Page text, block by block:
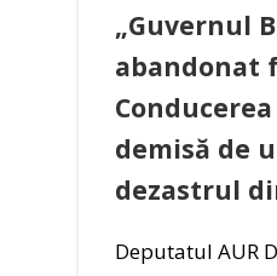
„Guvernul
abandonat
demisă de
dezastrul
Deputatul AUR